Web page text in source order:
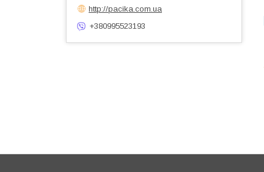
http://pacika.com.ua
+380995523193